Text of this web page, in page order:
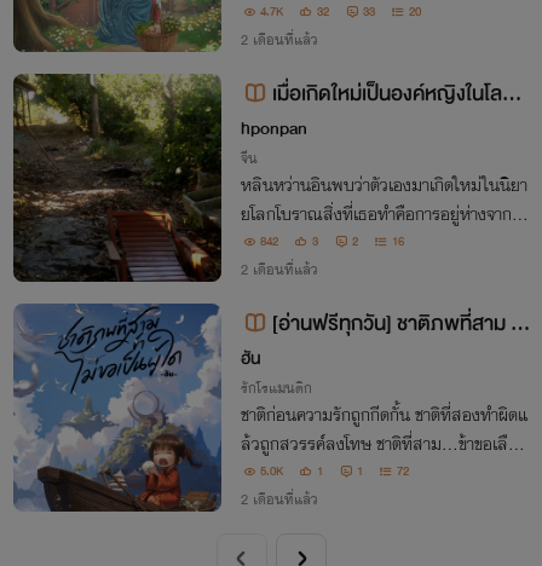
4.7K 32 33 20
2 เดือนที่แล้ว
เมื่อเกิดใหม่เป็นองค์หญิงในโลกโ
บราณ
hponpan
จีน
หลินหว่านอินพบว่าตัวเองมาเกิดใหม่ในนิยา
ยโลกโบราณสิ่งที่เธอทำคือการอยู่ห่างจากตัว
เอกและมีชีวิตที่ดีให้สมกับได้เกิดใหม่เป็นอง
ค์หญิงน้อย
842 3 2 16
2 เดือนที่แล้ว
[อ่านฟรีทุกวัน] ชาติภพที่สาม ข้
าไม่ขอเป็นผู้ใด [มี E-Book ใน MEB]
ฮัน
รักโรแมนติก
ชาติก่อนความรักถูกกีดกั้น ชาติที่สองทำผิดแ
ล้วถูกสวรรค์ลงโทษ ชาติที่สาม…ข้าขอเลือก
ชะตาของตนเอง
5.0K 1 1 72
2 เดือนที่แล้ว